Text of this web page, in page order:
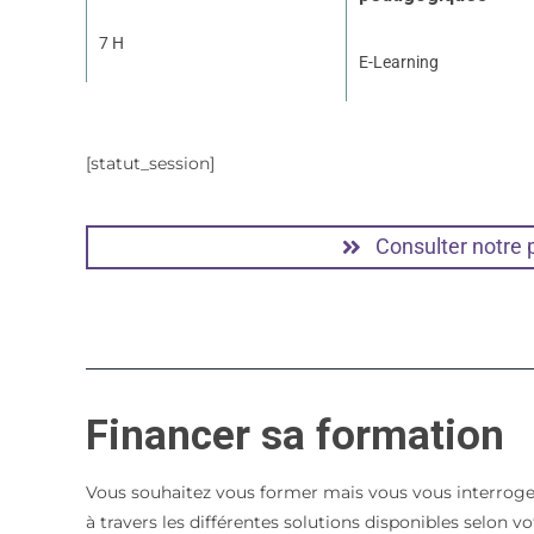
7 H
E-Learning
[statut_session]
Consulter notre
Financer sa formation
Vous souhaitez vous former mais vous vous
à travers les différentes solutions disponibles selon